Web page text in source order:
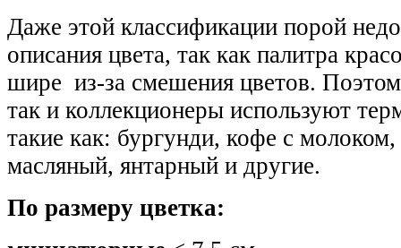
Даже этой классификации порой
описания цвета, так как палитра
шире из-за смешения цветов.
так и коллекционеры используют
такие как: бургунди, кофе с
масляный, янтарный и другие.
По размеру цветка: